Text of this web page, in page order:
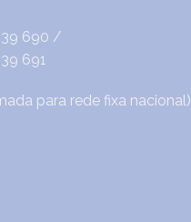
690 /
691
para rede fixa nacional)